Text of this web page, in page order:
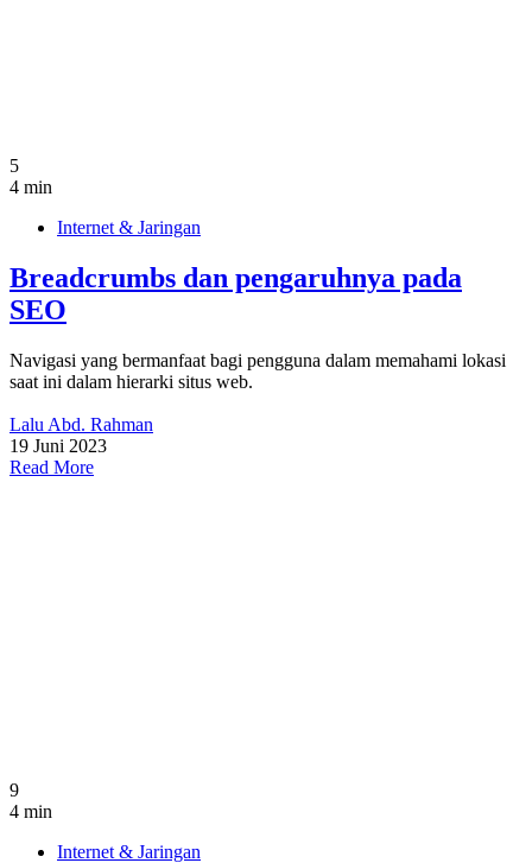
5
4 min
Internet & Jaringan
Breadcrumbs dan pengaruhnya pada
SEO
Navigasi yang bermanfaat bagi pengguna dalam memahami lokasi
saat ini dalam hierarki situs web.
Lalu Abd. Rahman
19 Juni 2023
Read More
9
4 min
Internet & Jaringan